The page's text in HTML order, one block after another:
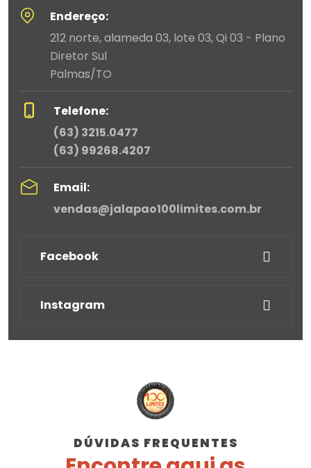
Endereço:
212 norte, alameda 03, lote 03, Qi 03 - Plano
Diretor Sul
Palmas/TO
Telefone:
(63) 3215.0477
(63) 99268.4207
Email:
vendas@jalapao100limites.com.br
Facebook
Instagram
DÚVIDAS FREQUENTES